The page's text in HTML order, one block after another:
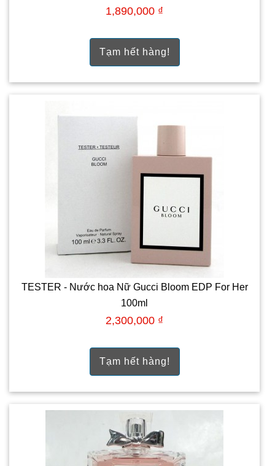
1,890,000 ₫
Tạm hết hàng!
TESTER - Nước hoa Nữ Gucci Bloom EDP For Her
100ml
2,300,000 ₫
Tạm hết hàng!